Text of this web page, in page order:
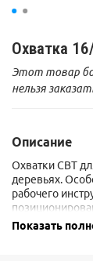
Охватка
Этот товар
нельзя
Описание
Охватки CBT
деревьях.
рабочего
стальным
Показать